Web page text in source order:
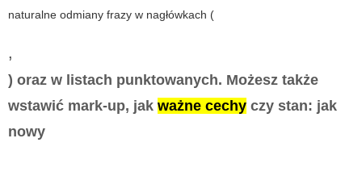
naturalne odmiany frazy w nagłówkach (
,
) oraz w listach punktowanych. Możesz także
wstawić mark-up, jak ważne cechy czy stan: jak
nowy